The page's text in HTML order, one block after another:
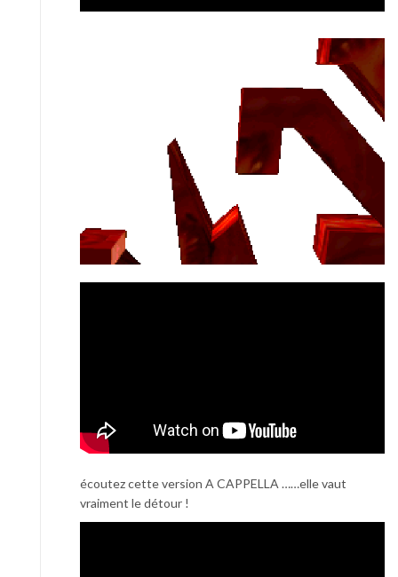
écoutez cette version A CAPPELLA ……elle vaut
vraiment le détour !